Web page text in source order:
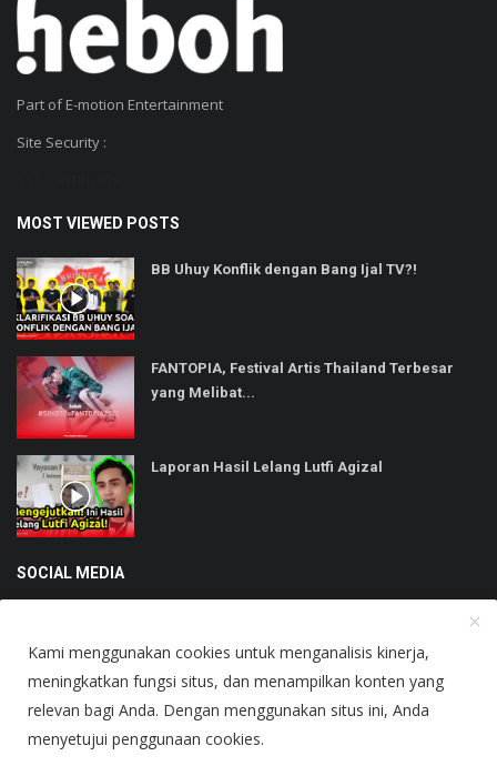
Part of E-motion Entertainment
Site Security :
MOST VIEWED POSTS
BB Uhuy Konflik dengan Bang Ijal TV?!
FANTOPIA, Festival Artis Thailand Terbesar
yang Melibat...
Laporan Hasil Lelang Lutfi Agizal
SOCIAL MEDIA
Copyright © 2025 Heboh - All Rights Reserved.
Kami menggunakan cookies untuk menganalisis kinerja,
meningkatkan fungsi situs, dan menampilkan konten yang
relevan bagi Anda. Dengan menggunakan situs ini, Anda
menyetujui penggunaan cookies.